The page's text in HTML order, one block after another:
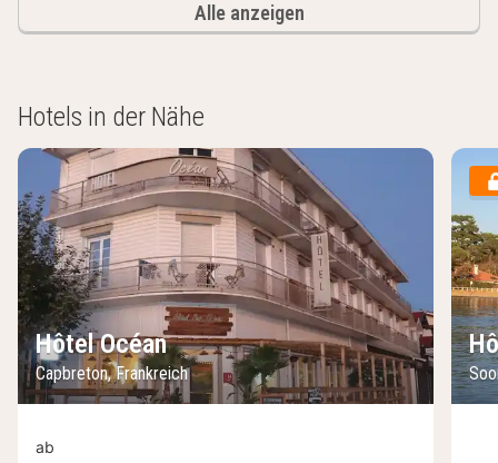
Alle anzeigen
Hotels in der Nähe
Hôtel Océan
Capbreton, Frankreich
ab